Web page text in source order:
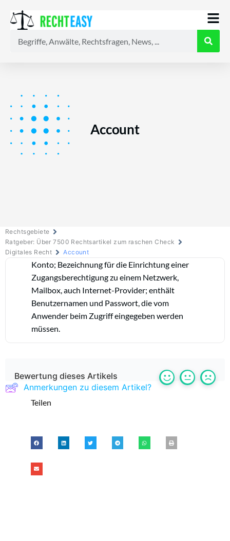
Account
Rechtsgebiete
Ratgeber: Über 7500 Rechtsartikel zum raschen Check
Digitales Recht
Account
Konto; Bezeichnung für die Einrichtung einer
Zugangsberechtigung zu einem Netzwerk,
Mailbox, auch Internet-Provider; enthält
Benutzernamen und Passwort, die vom
Anwender beim Zugriff eingegeben werden
müssen.
Bewertung dieses Artikels
Anmerkungen zu diesem Artikel?
Teilen